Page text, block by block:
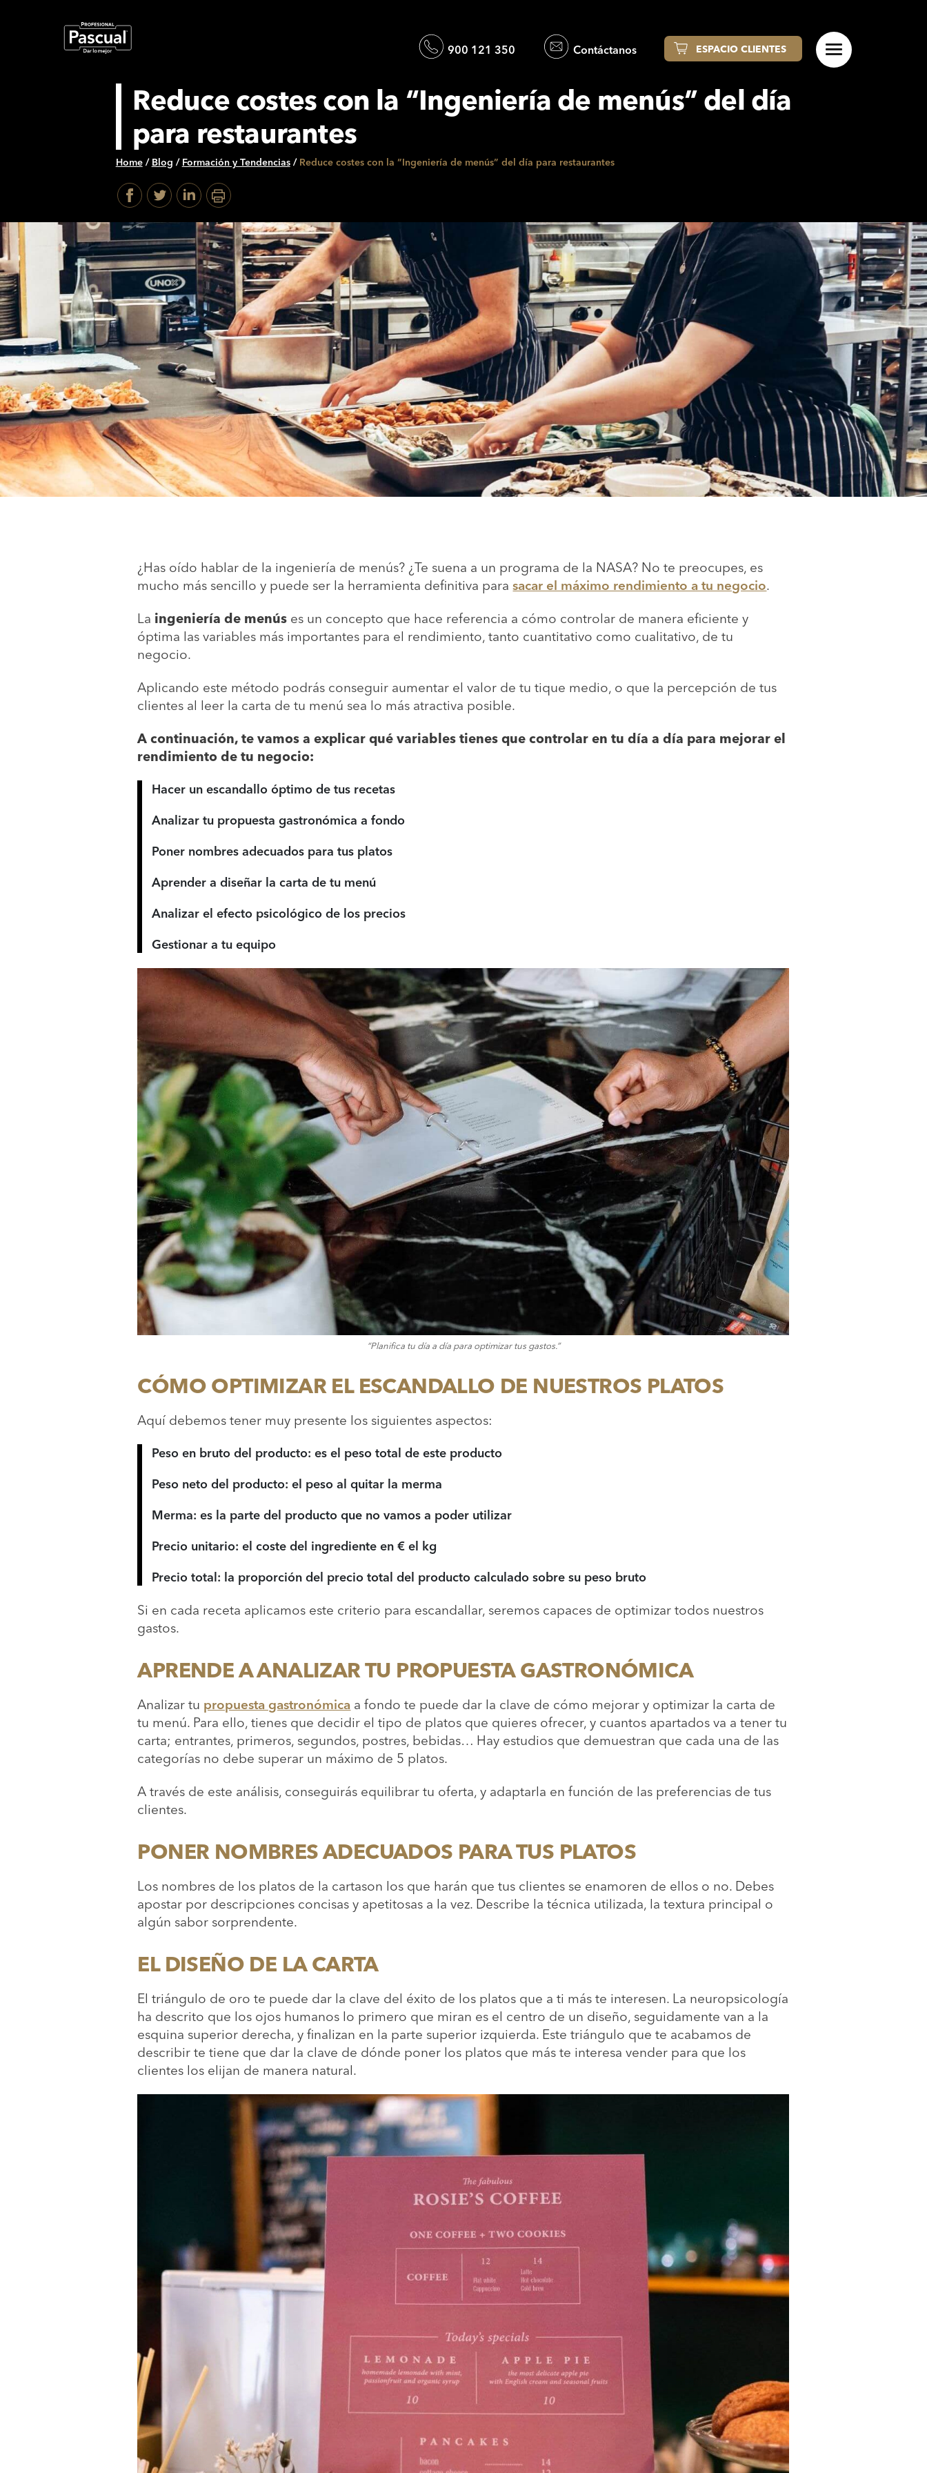
900 121 350 Contáctanos ESPACIO CLIENTES
Reduce costes con la “Ingeniería de menús” del día
para restaurantes
Home/ Blog / Formación y Tendencias/ Reduce costes con la “Ingeniería de menús” del día para restaurantes
¿Has oído hablar de la ingeniería de menús? ¿Te suena a un programa de la NASA? No te preocupes, es
mucho más sencillo y puede ser la herramienta definitiva parasacar el máximo rendimiento a tu negocio.
La ingeniería de menús es un concepto que hace referencia a cómo controlar de manera eficiente y
óptima las variables más importantes para el rendimiento, tanto cuantitativo como cualitativo, de tu
negocio.
Aplicando este método podrás conseguir aumentar el valor de tu tique medio, o que la percepción de tus
clientes al leer la carta de tu menú sea lo más atractiva posible.
A continuación, te vamos a explicar qué variables tienes que controlar en tu día a día para mejorar el
rendimiento de tu negocio:
Hacer un escandallo óptimo de tus recetas
Analizar tu propuesta gastronómica a fondo
Poner nombres adecuados para tus platos
Aprender a diseñar la carta de tu menú
Analizar el efecto psicológico de los precios
Gestionar a tu equipo
“Planifica tu día a día para optimizar tus gastos.”
CÓMO OPTIMIZAR EL ESCANDALLO DE NUESTROS PLATOS
Aquí debemos tener muy presente los siguientes aspectos:
Peso en bruto del producto: es el peso total de este producto
Peso neto del producto: el peso al quitar la merma
Merma: es la parte del producto que no vamos a poder utilizar
Precio unitario: el coste del ingrediente en € el kg
Precio total: la proporción del precio total del producto calculado sobre su peso bruto
Si en cada receta aplicamos este criterio para escandallar, seremos capaces de optimizar todos nuestros
gastos.
APRENDE A ANALIZAR TU PROPUESTA GASTRONÓMICA
Analizar tu propuesta gastronómica a fondo te puede dar la clave de cómo mejorar y optimizar la carta de
tu menú. Para ello, tienes que decidir el tipo de platos que quieres ofrecer, y cuantos apartados va a tener tu
carta; entrantes, primeros, segundos, postres, bebidas… Hay estudios que demuestran que cada una de las
categorías no debe superar un máximo de 5 platos.
A través de este análisis, conseguirás equilibrar tu oferta, y adaptarla en función de las preferencias de tus
clientes.
PONER NOMBRES ADECUADOS PARA TUS PLATOS
Los nombres de los platos de la cartason los que harán que tus clientes se enamoren de ellos o no. Debes
apostar por descripciones concisas y apetitosas a la vez. Describe la técnica utilizada, la textura principal o
algún sabor sorprendente.
EL DISEÑO DE LA CARTA
El triángulo de oro te puede dar la clave del éxito de los platos que a ti más te interesen. La neuropsicología
ha descrito que los ojos humanos lo primero que miran es el centro de un diseño, seguidamente van a la
esquina superior derecha, y finalizan en la parte superior izquierda. Este triángulo que te acabamos de
describir te tiene que dar la clave de dónde poner los platos que más te interesa vender para que los
clientes los elijan de manera natural.